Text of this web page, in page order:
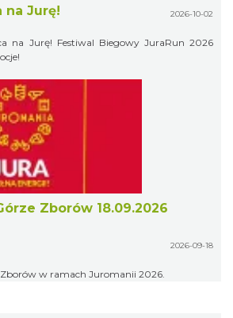
na Jurę!
2026-10-02
na Jurę! Festiwal Biegowy JuraRun 2026
Zborów 18.09.2026
2026-09-18
w ramach Juromanii 2026.